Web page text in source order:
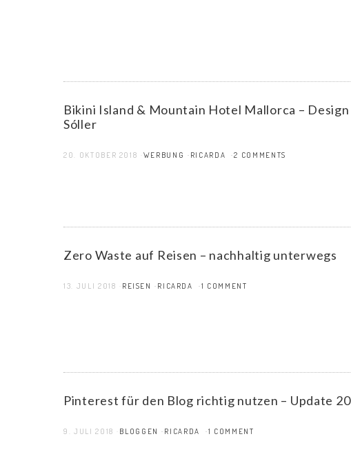
Bikini Island & Mountain Hotel Mallorca –
Sóller
20. OKTOBER 2018 WERBUNG RICARDA 2 COMMENTS
Zero Waste auf Reisen – nachhaltig unterwegs
13. JULI 2018 REISEN RICARDA 1 COMMENT
Pinterest für den Blog richtig nutzen – Update
9. JULI 2018 BLOGGEN RICARDA 1 COMMENT